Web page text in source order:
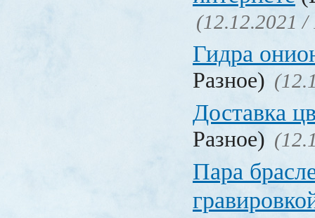
(12.12.2021 /
Гидра
Разное)
Доставка
Разное)
Пара